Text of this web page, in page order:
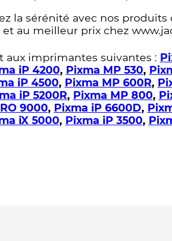
la sérénité avec nos
et au meilleur prix chez
aux imprimantes suivantes :
iP 4200, Pixma MP 530,
iP 4500, Pixma MP 600R,
iP 5200R, Pixma MP 800,
9000, Pixma iP 6600D,
iX 5000, Pixma iP 3500,